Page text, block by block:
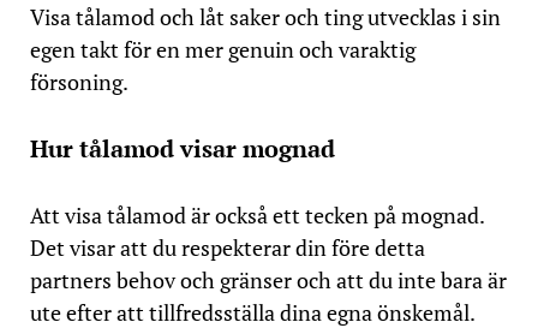
Visa tålamod och låt saker och ting utvecklas i sin
egen takt för en mer genuin och varaktig
försoning.
Hur tålamod visar mognad
Att visa tålamod är också ett tecken på mognad.
Det visar att du respekterar din före detta
partners behov och gränser och att du inte bara är
ute efter att tillfredsställa dina egna önskemål.